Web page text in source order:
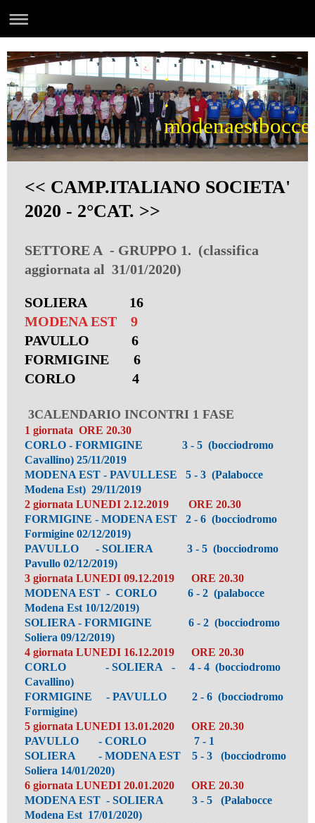
.
.
modenaestbocce
<< CAMP.ITALIANO SOCIETA'
2020 - 2°CAT. >>
SETTORE A - GRUPPO 1. (classifica
aggiornata al 31/01/2020)
SOLIERA 16
MODENA EST 9
PAVULLO 6
FORMIGINE 6
CORLO 4
3CALENDARIO INCONTRI 1 FASE
1 giornata ORE 20.30
CORLO - FORMIGINE 3 - 5 (bocciodromo
Cavallino) 25/11/2019
MODENA EST - PAVULLESE 5 - 3 (Palabocce
Modena Est) 29/11/2019
2 giornata LUNEDI 2.12.2019 ORE 20.30
FORMIGINE - MODENA EST 2 - 6 (bocciodromo
Formigine 02/12/2019)
PAVULLO - SOLIERA 3 - 5 (bocciodromo
Pavullo 02/12/2019)
3 giornata LUNEDI 09.12.2019 ORE 20.30
MODENA EST - CORLO 6 - 2 (palabocce
Modena Est 10/12/2019)
SOLIERA - FORMIGINE 6 - 2 (bocciodromo
Soliera 09/12/2019)
4 giornata LUNEDI 16.12.2019 ORE 20.30
CORLO - SOLIERA - 4 - 4 (bocciodromo
Cavallino)
FORMIGINE - PAVULLO 2 - 6 (bocciodromo
Formigine)
5 giornata LUNEDI 13.01.2020 ORE 20.30
PAVULLO - CORLO 7 - 1
SOLIERA - MODENA EST 5 - 3 (bocciodromo
Soliera 14/01/2020)
6 giornata LUNEDI 20.01.2020 ORE 20.30
MODENA EST - SOLIERA 3 - 5 (Palabocce
Modena Est 17/01/2020)